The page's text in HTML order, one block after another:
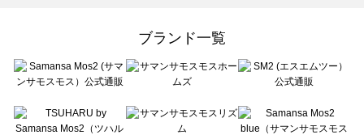
Te chichi（テチチ）の一覧
Te chichi CLASSIC（テチチ クラシック）の一覧
Lugnoncure（ルノンキュール）の一覧
ブランド一覧